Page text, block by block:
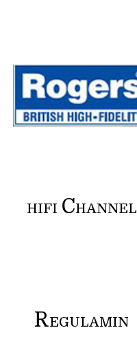
HIFI CHANNEL
REGULAMIN